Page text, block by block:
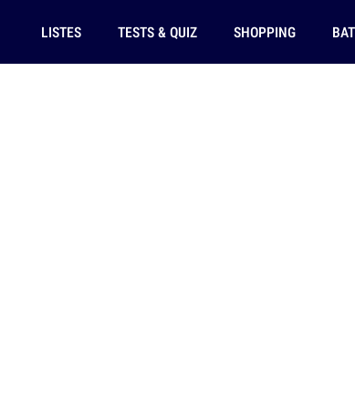
LISTES TESTS & QUIZ SHOPPING